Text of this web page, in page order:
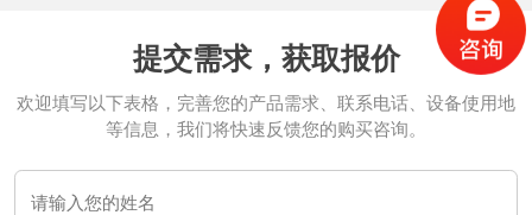
提交需求，获取报价
欢迎填写以下表格，完善您的产品需求、联系电话、设备使用地
等信息，我们将快速反馈您的购买咨询。